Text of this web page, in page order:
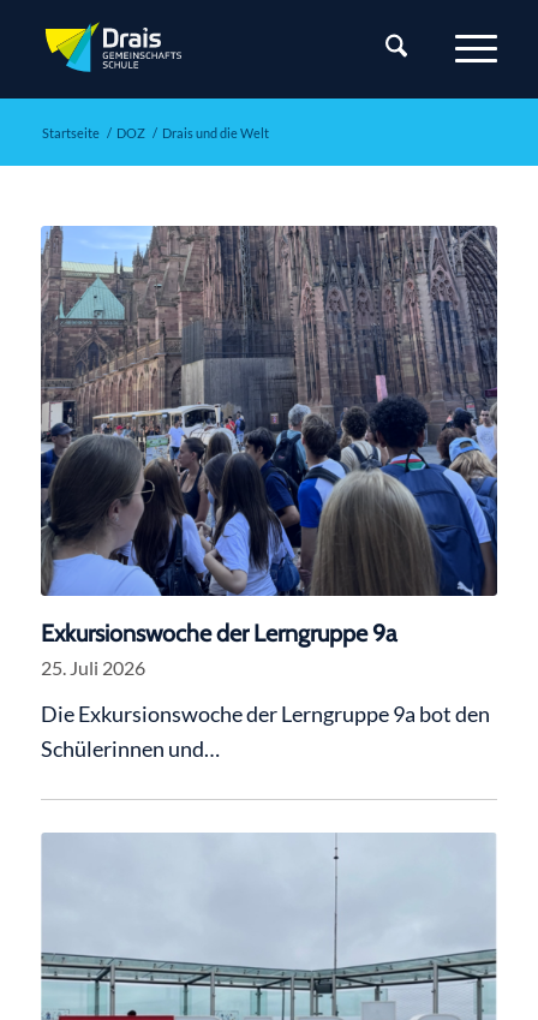
Startseite / DOZ / Drais und die Welt
Exkursionswoche der Lerngruppe 9a
25. Juli 2026
Die Exkursionswoche der Lerngruppe 9a bot den
Schülerinnen und…